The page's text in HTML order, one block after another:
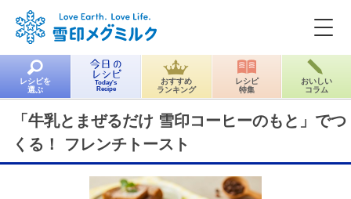
レシピを
選ぶ
Today's
Recipe
おすすめ
ランキング
レシピ
特集
おいしい
コラム
「牛乳とまぜるだけ 雪印コーヒーのもと」でつ
くる！ フレンチトースト